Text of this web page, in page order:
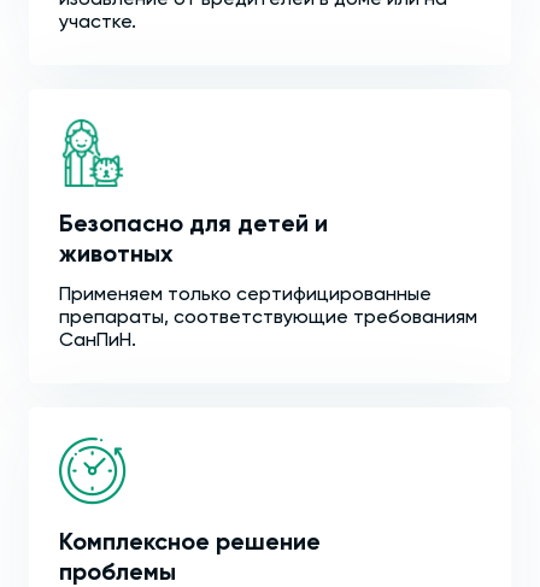
участке.
Безопасно для детей и
животных
Применяем только сертифицированные
препараты, соответствующие требованиям
СанПиН.
Комплексное решение
проблемы